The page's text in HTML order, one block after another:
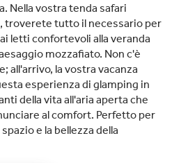
Nella vostra tenda safari
troverete tutto il necessario per
letti confortevoli alla veranda
mozzafiato. Non c'è
all'arrivo, la vostra vacanza
esperienza di glamping in
della vita all'aria aperta che
al comfort. Perfetto per
e la bellezza della